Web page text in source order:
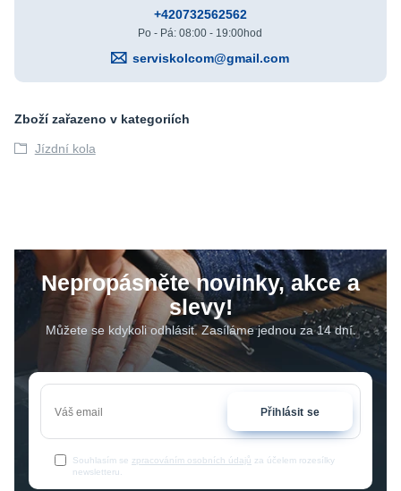
+420732562562
Po - Pá: 08:00 - 19:00hod
serviskolcom@gmail.com
Zboží zařazeno v kategoriích
Jízdní kola
Nepropásněte novinky, akce a
slevy!
Můžete se kdykoli odhlásit. Zasíláme jednou za 14 dní.
Přihlásit se
Souhlasím se zpracováním osobních údajů za účelem rozesílky
newsletteru.